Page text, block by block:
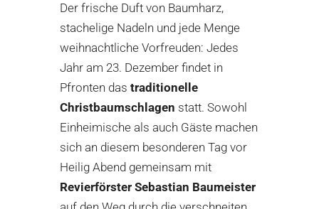
Der frische Duft von Baumharz,
stachelige Nadeln und jede Menge
weihnachtliche Vorfreuden: Jedes
Jahr am 23. Dezember findet in
Pfronten das traditionelle
Christbaumschlagen statt. Sowohl
Einheimische als auch Gäste machen
sich an diesem besonderen Tag vor
Heilig Abend gemeinsam mit
Revierförster Sebastian Baumeister